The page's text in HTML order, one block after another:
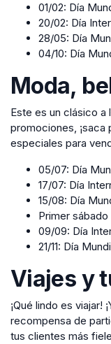
01/02: Día
20/02: Día
28/05: Día
04/10: Día
Moda,
Este es un clásico a
promociones,
especiales para
05/07: Día
17/07: Día
15/08: Día
Primer
09/09: Día
21/11: Día
Viajes y
¡Qué lindo es viajar!
recompensa de
tus clientes más